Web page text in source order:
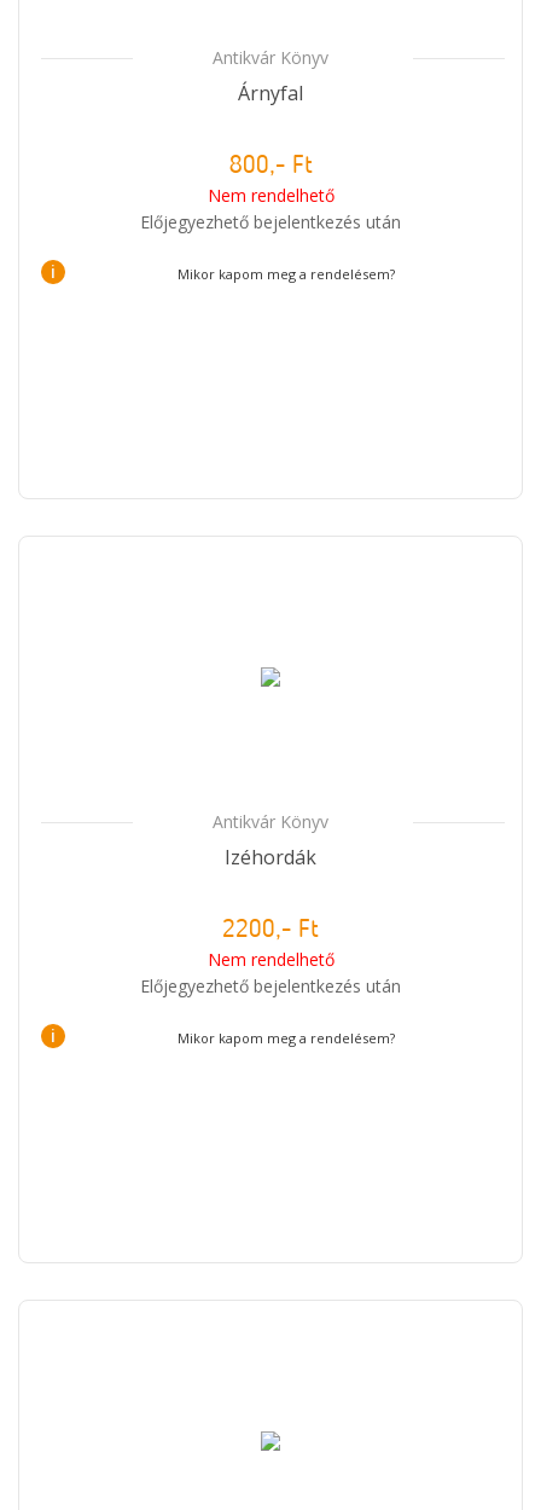
Antikvár Könyv
Árnyfal
800,- Ft
Nem rendelhető
Előjegyezhető bejelentkezés után
i Mikor kapom meg a rendelésem?
Antikvár Könyv
Izéhordák
2200,- Ft
Nem rendelhető
Előjegyezhető bejelentkezés után
i Mikor kapom meg a rendelésem?